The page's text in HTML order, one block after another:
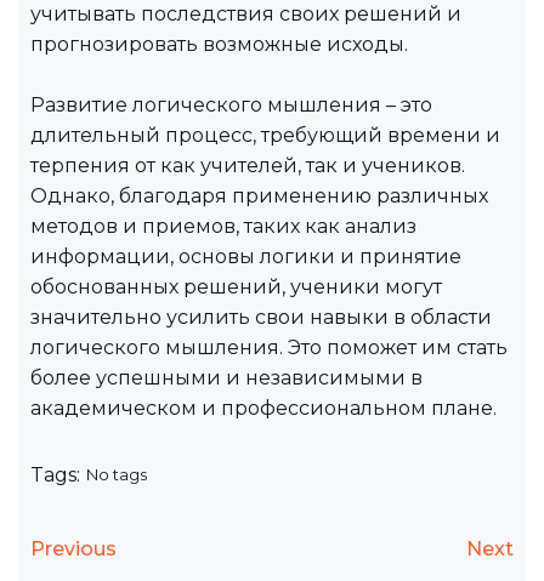
учитывать последствия своих решений и
прогнозировать возможные исходы.
Развитие логического мышления – это
длительный процесс, требующий времени и
терпения от как учителей, так и учеников.
Однако, благодаря применению различных
методов и приемов, таких как анализ
информации, основы логики и принятие
обоснованных решений, ученики могут
значительно усилить свои навыки в области
логического мышления. Это поможет им стать
более успешными и независимыми в
академическом и профессиональном плане.
Tags: No tags
Previous Next